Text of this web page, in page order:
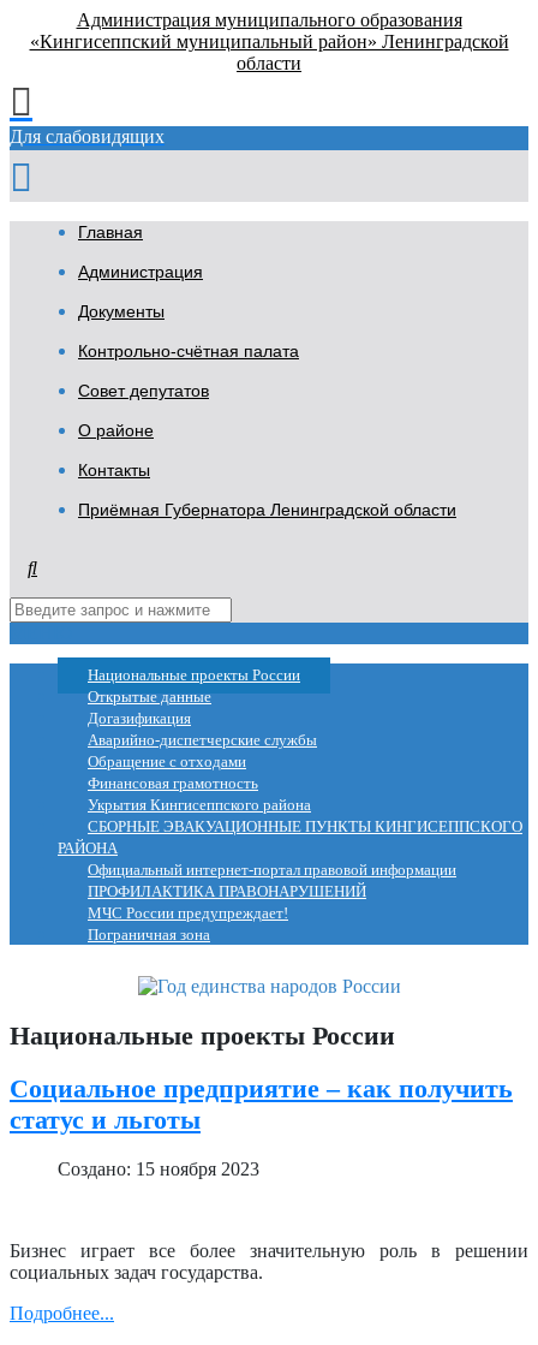
Администрация муниципального образования
«Кингисеппский муниципальный район» Ленинградской
области
Для слабовидящих
Главная
Администрация
Документы
Контрольно-счётная палата
Совет депутатов
О районе
Контакты
Приёмная Губернатора Ленинградской области
Национальные проекты России
Открытые данные
Догазификация
Аварийно-диспетчерские службы
Обращение с отходами
Финансовая грамотность
Укрытия Кингисеппского района
СБОРНЫЕ ЭВАКУАЦИОННЫЕ ПУНКТЫ КИНГИСЕППСКОГО
РАЙОНА
Официальный интернет-портал правовой информации
ПРОФИЛАКТИКА ПРАВОНАРУШЕНИЙ
МЧС России предупреждает!
Пограничная зона
Национальные проекты России
Социальное предприятие – как получить
статус и льготы
Создано: 15 ноября 2023
Бизнес играет все более значительную роль в решении
социальных задач государства.
Подробнее...